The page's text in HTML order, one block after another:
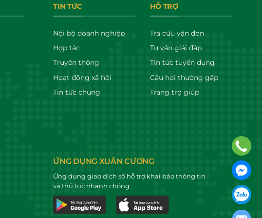
TIN TỨC
Nội bộ doanh nghiệp
Hợp tác
Truyền thông
Hoạt động xã hội
Tin tức chung
HỖ TRỢ
Tra cứu vận đơn
Tư vấn giải đáp
Tin tức tuyển dụng
Câu hỏi thường gặp
Trang trợ giúp
ỨNG DỤNG XUÂN CƯƠNG
Ứng dụng giao dịch số hỗ trợ khai báo thông tin
và thủ tục nhanh chóng